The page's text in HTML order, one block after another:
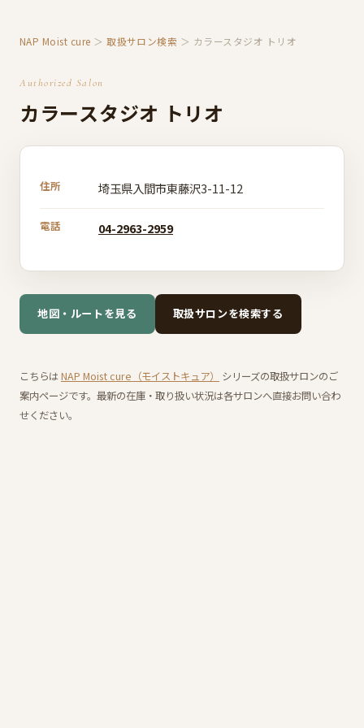
NAP Moist cure ＞取扱サロン検索 ＞ カラースタジオ トリオ
Authorized Salon
カラースタジオ トリオ
住所 埼玉県入間市東藤沢3-11-12
電話 04-2963-2959
地図・ルートを見る 取扱サロンを検索する
こちらはNAP Moist cure（モイストキュア）
シリーズの取扱サロンのご
案内ページです。最新の在庫・取り扱い状況は各サロンへ直接お問い合わ
せください。